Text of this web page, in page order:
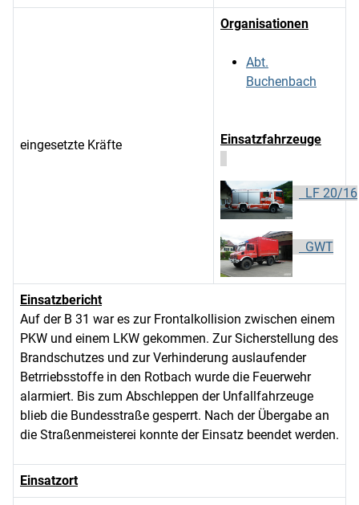
eingesetzte Kräfte
Organisationen
Abt.
Buchenbach
Einsatzfahrzeuge
LF 20/16
GWT
Einsatzbericht
Auf der B 31 war es zur Frontalkollision zwischen einem
PKW und einem LKW gekommen. Zur Sicherstellung des
Brandschutzes und zur Verhinderung auslaufender
Betrriebsstoffe in den Rotbach wurde die Feuerwehr
alarmiert. Bis zum Abschleppen der Unfallfahrzeuge
blieb die Bundesstraße gesperrt. Nach der Übergabe an
die Straßenmeisterei konnte der Einsatz beendet werden.
Einsatzort